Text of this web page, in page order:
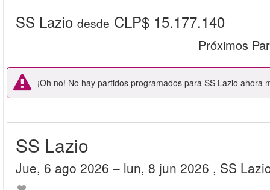
SS Lazio desde CLP$ 15.177.140
Próximos
¡Oh no! No hay partidos programados para SS Lazio ahora
SS Lazio
jue, 6 ago 2026 – lun, 8 jun 2026 , SS